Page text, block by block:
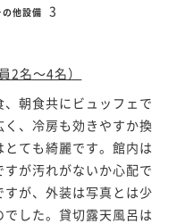
の他設備 3
2名～4名）
朝食共にビュッフェで
、冷房も効きやすか換
ても綺麗です。館内は
が汚れがないか心配で
が、外装は写真とは少
した。貸切露天風呂は